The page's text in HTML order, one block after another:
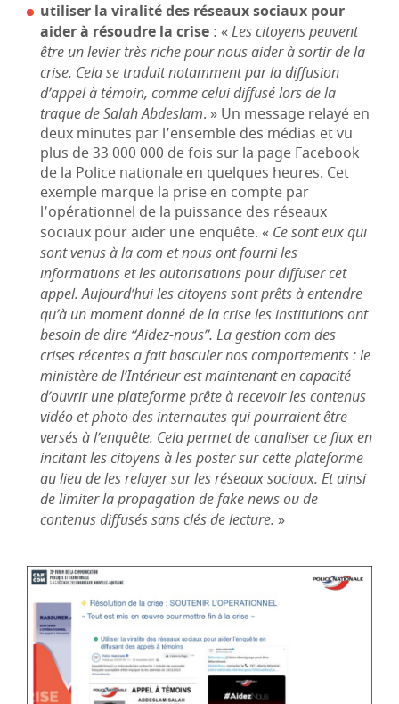
utiliser la viralité des réseaux sociaux pour
aider à résoudre la crise : «Les citoyens peuvent
être un levier très riche pour nous aider à sortir de la
crise. Cela se traduit notamment par la diffusion
d’appel à témoin, comme celui diffusé lors de la
traque de Salah Abdeslam. » Un message relayé en
deux minutes par l’ensemble des médias et vu
plus de 33 000 000 de fois sur la page Facebook
de la Police nationale en quelques heures. Cet
exemple marque la prise en compte par
l’opérationnel de la puissance des réseaux
sociaux pour aider une enquête. « Ce sont eux qui
sont venus à la com et nous ont fourni les
informations et les autorisations pour diffuser cet
appel. Aujourd’hui les citoyens sont prêts à entendre
qu’à un moment donné de la crise les institutions ont
besoin de dire “Aidez-nous”. La gestion com des
crises récentes a fait basculer nos comportements : le
ministère de l’Intérieur est maintenant en capacité
d’ouvrir une plateforme prête à recevoir les contenus
vidéo et photo des internautes qui pourraient être
versés à l’enquête. Cela permet de canaliser ce flux en
incitant les citoyens à les poster sur cette plateforme
au lieu de les relayer sur les réseaux sociaux. Et ainsi
de limiter la propagation de fake news ou de
contenus diffusés sans clés de lecture. »